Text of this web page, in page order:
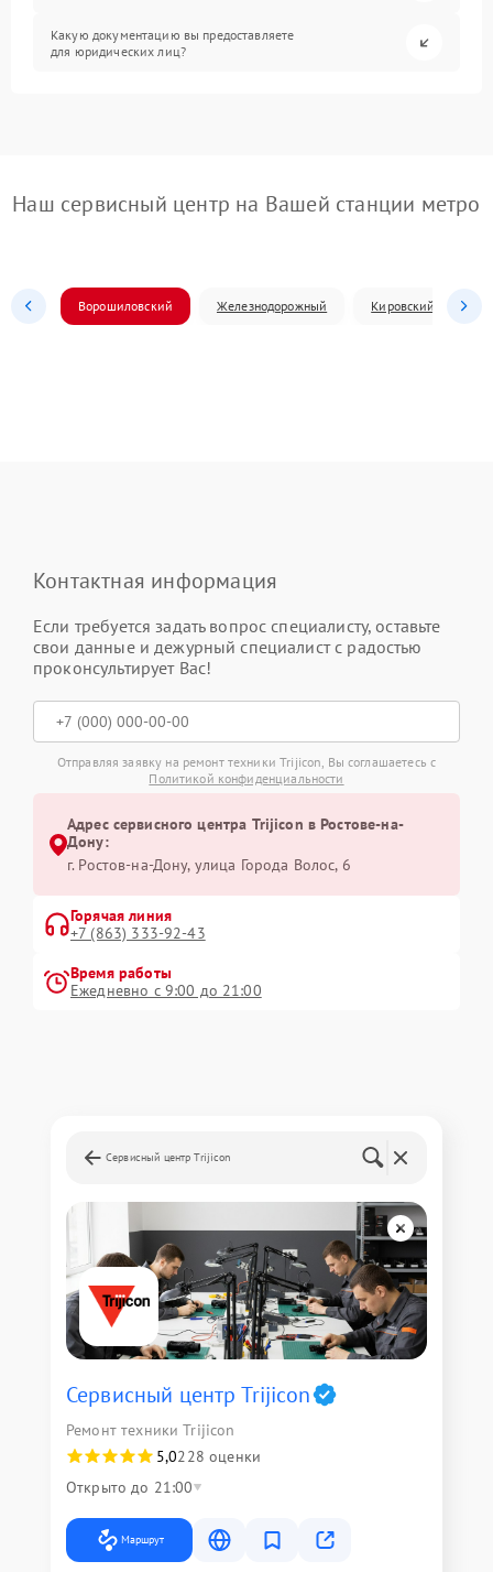
Какую документацию вы предоставляете
для юридических лиц?
Наш сервисный центр на Вашей станции метро
Ворошиловский Железнодорожный Кировский
Контактная информация
Если требуется задать вопрос специалисту, оставьте
свои данные и дежурный специалист с радостью
проконсультирует Вас!
Отправляя заявку на ремонт техники Trijicon, Вы соглашаетесь с
Политикой конфиденциальности
Адрес сервисного центра Trijicon в Ростове-на-
Дону:
г. Ростов-на-Дону, улица Города Волос, 6
Горячая линия
+7 (863) 333-92-43
Время работы
Ежедневно с 9:00 до 21:00
Сервисный центр Trijicon
Сервисный центр Trijicon
Ремонт техники Trijicon
5,0228 оценки
Открыто до 21:00
Маршрут